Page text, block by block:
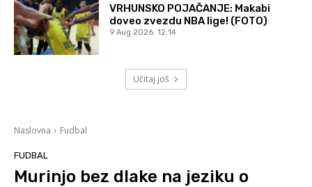
VRHUNSKO POJAČANJE: Makabi
doveo zvezdu NBA lige! (FOTO)
9 Aug 2026. 12:14
Učitaj još